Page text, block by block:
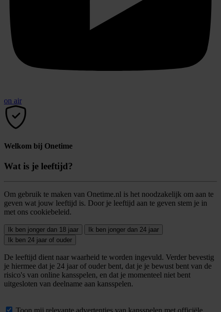
on air
Welkom bij Onetime
Wat is je leeftijd?
Om gebruik te maken van Onetime.nl is het noodzakelijk om aan te
geven wat jouw leeftijd is. Door je leeftijd aan te geven stem je in
met ons cookiebeleid.
Ik ben jonger dan 18 jaar
Ik ben jonger dan 24 jaar
Ik ben 24 jaar of ouder
De leeftijd dient naar waarheid te worden ingevuld. Verder bevestig
je hiermee dat je 24 jaar of ouder bent, dat je je bewust bent van de
risico's van online kansspelen, en dat je momenteel niet bent
uitgesloten van deelname aan kansspelen.
Toon mij relevante advertenties van kansspelen met officiële